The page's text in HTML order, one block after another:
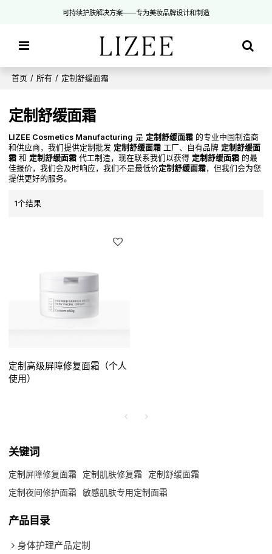
可持续护肤解决方案——专为美妆品牌设计和制造
首页 / 所有 / 定制舒缓面霜
定制舒缓面霜
LIZEE Cosmetics Manufacturing 是 定制舒缓面霜 的专业中国制造商
和供应商，我们提供定制批发 定制舒缓面霜 工厂、自有品牌 定制舒缓面
霜 和 定制舒缓面霜 代工制造，现在联系我们以获得 定制舒缓面霜 的最
佳报价，我们会及时响应，我们不是最低价定制舒缓面霜，但我们会为您
提供更好的服务。
1个结果
定制高级屏障修复面霜（个人
使用）
关键词
定制屏障修复面霜 定制肌肤修复霜
定制舒缓面霜
定制夜间修护面霜
敏感肌肤专用定制面霜
产品目录
身体护理产品定制